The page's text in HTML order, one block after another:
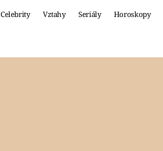
Celebrity Vztahy Seriály Horoskopy